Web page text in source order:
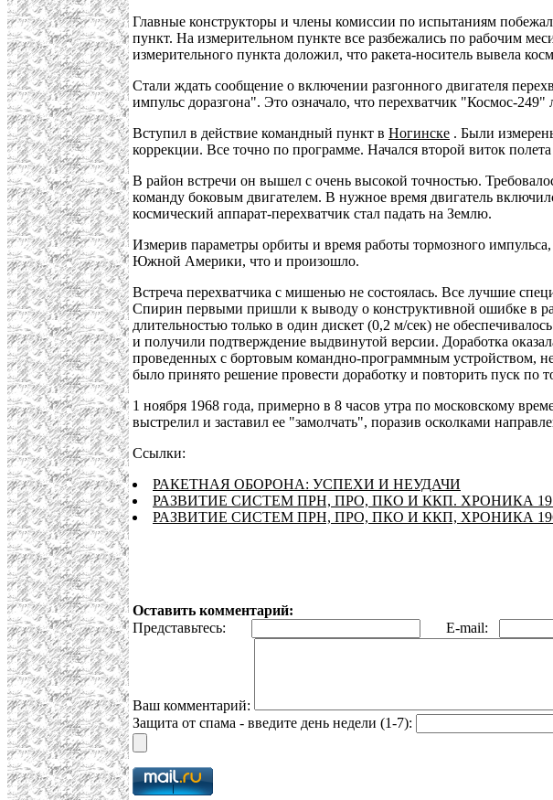
Главные конструкторы и члены комиссии по испытаниям
пункт. На измерительном пункте все разбежались по рабочим
измерительного пункта доложил, что ракета-носитель вывела
Стали ждать сообщение о включении разгонного двигателя
импульс доразгона". Это означало, что перехватчик "Космос-
Вступил в действие командный пункт в Ногинске . Были
коррекции. Все точно по программе. Начался второй виток
В район встречи он вышел с очень высокой точностью.
команду боковым двигателем. В нужное время двигатель
космический аппарат-перехватчик стал падать на Землю.
Измерив параметры орбиты и время работы тормозного
Южной Америки, что и произошло.
Встреча перехватчика с мишенью не состоялась. Все лучшие
Спирин первыми пришли к выводу о конструктивной ошибке в
длительностью только в один дискет (0,2 м/сек) не
и получили подтверждение выдвинутой версии. Доработка
проведенных с бортовым командно-программным устройством,
было принято решение провести доработку и повторить пуск по
1 ноября 1968 года, примерно в 8 часов утра по московскому
выстрелил и заставил ее "замолчать", поразив осколками
Ссылки:
РАКЕТНАЯ ОБОРОНА: УСПЕХИ И НЕУДАЧИ
РАЗВИТИЕ СИСТЕМ ПРН, ПРО, ПКО И ККП. ХРОНИКА
РАЗВИТИЕ СИСТЕМ ПРН, ПРО, ПКО И ККП, ХРОНИКА
Оставить комментарий:
Представьтесь:
E-mail:
Ваш комментарий:
Защита от спама - введите день недели (1-7):